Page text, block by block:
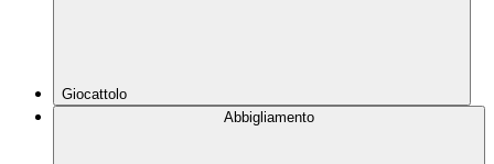
Giocattolo
Abbigliamento